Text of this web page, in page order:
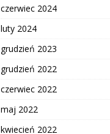
czerwiec 2024
luty 2024
grudzień 2023
grudzień 2022
czerwiec 2022
maj 2022
kwiecień 2022